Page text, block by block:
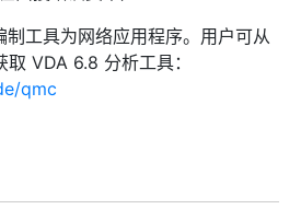
工具为网络应用程序。用户可从
VDA 6.8 分析工具：
qmc